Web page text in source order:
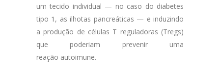
um tecido individual — no caso do diabetes
tipo 1, as ilhotas pancreáticas — e induzindo
a produção de células T reguladoras (Tregs)
que poderiam prevenir uma
reação autoimune.